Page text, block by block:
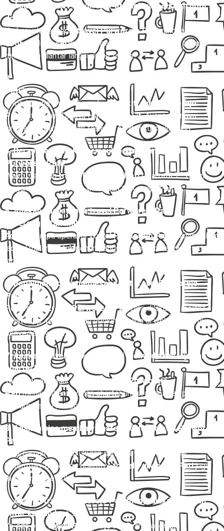
2. Apakah travel Purworejo Pati melayani sistem door to
door?
Ya, banyak penyedia travel Purworejo Patiyang melayani
door to door service
, jadi penumpang dijemput di alamat
rumah dan diantar langsung ke tujuan.
3. Apa saja pilihan armada untuk rute travel Purworejo
Pati?
Armada yang umum digunakan untuk travel Purworejo
Pati
antara lain Toyota Hiace, Isuzu Elf, Avanza, Innova,
hingga bus mini dengan fasilitas AC dan kursi reclining.
4. Berapa lama waktu tempuh perjalanan travel
Purworejo Pati?
Waktu tempuhtravel Purworejo Patirata-rata 7–12 jam,
tergantung kondisi lalu lintas dan titik jemput-antar.
5. Apakah ada layanan travel Purworejo Pati
keberangkatan malam?
Ada, beberapa operatortravel Purworejo Pati
menyediakan
jadwal malam untuk penumpang yang ingin berangkat setelah
jam kerja.
6. Bagaimana cara memesan tiket travel Purworejo
Pati?
Pemesanantravel Purworejo Pati bisa dilakukan melalui
WhatsApp, telepon, atau booking online di website resmi
penyedia layanan.
7. Apakah travel Purworejo Pati menyediakan layanan
charter?
Ya, sebagian besar penyedia travel Purworejo
Patimenawarkan layanan charter untuk perjalanan pribadi,
keluarga, atau rombongan.
8. Apakah bisa membawa barang dalam travel Purworejo
Pati?
Bisa, namun pastikan ukuran dan berat barang sesuai
ketentuan. Beberapa operatortravel Purworejo Patijuga
melayani paket kilat.
9. Apakah travel Purworejo Pati menyediakan layanan
antar ke bandara ?
Ya, ada opsitravel Purworejo Patiyang langsung